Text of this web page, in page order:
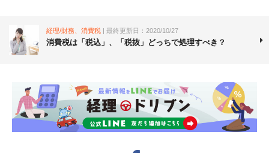
経理/財務、消費税 | 最終更新日：2020/10/27
消費税は「税込」、「税抜」どっちで処理すべき？